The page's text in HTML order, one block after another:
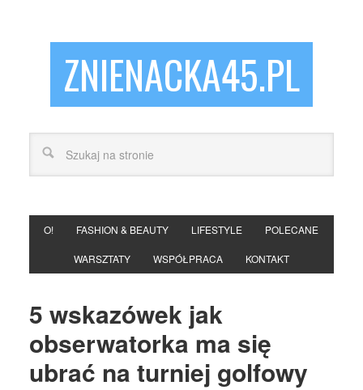
ZNIENACKA45.PL
O! FASHION & BEAUTY LIFESTYLE POLECANE
WARSZTATY WSPÓŁPRACA KONTAKT
5 wskazówek jak
obserwatorka ma się
ubrać na turniej golfowy